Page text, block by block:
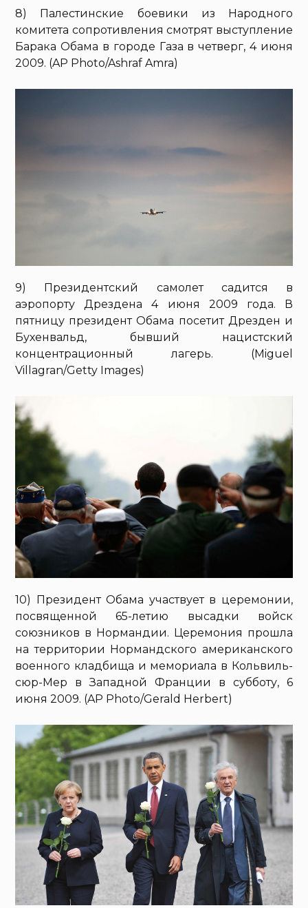
8) Палестинские боевики из Народного
комитета сопротивления смотрят выступление
Барака Обама в городе Газа в четверг, 4 июня
2009. (AP Photo/Ashraf Amra)
9) Президентский самолет садится в
аэропорту Дрездена 4 июня 2009 года. В
пятницу президент Обама посетит Дрезден и
Бухенвальд, бывший нацистский
концентрационный лагерь. (Miguel
Villagran/Getty Images)
10) Президент Обама участвует в церемонии,
посвященной 65-летию высадки войск
союзников в Нормандии. Церемония прошла
на территории Нормандского американского
военного кладбища и мемориала в Кольвиль-
сюр-Мер в Западной Франции в субботу, 6
июня 2009. (AP Photo/Gerald Herbert)